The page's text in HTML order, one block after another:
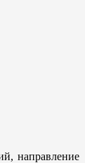
направление